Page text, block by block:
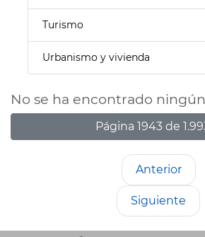
Turismo
Urbanismo y vivienda
No se ha encontrado
Página 1943 de
Anterior
Siguiente